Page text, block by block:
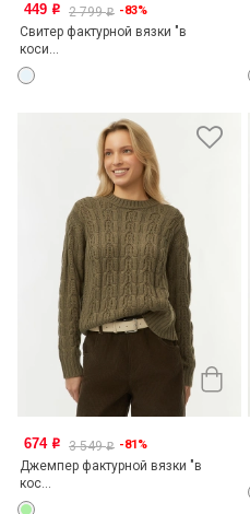
449 o 2 799o -83%
Свитер фактурной вязки "в
коси...
674 o 3 549o -81%
Джемпер фактурной вязки "в
кос...